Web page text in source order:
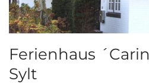
Ferienhaus
Sylt